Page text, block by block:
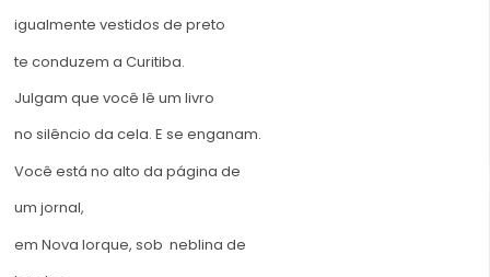
igualmente vestidos de preto
te conduzem a Curitiba.
Julgam que você lê um livro
no silêncio da cela. E se enganam.
Você está no alto da página de
um jornal,
em Nova Iorque, sob neblina de